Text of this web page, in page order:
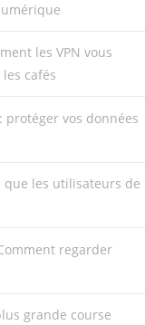
les VPN vous
cafés
protéger vos données
que les utilisateurs de
regarder
grande course